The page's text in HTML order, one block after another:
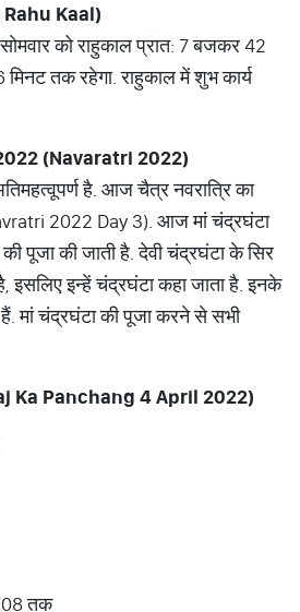
Kaal)
को राहुकाल प्रात: 7 बजकर 42
तक रहेगा. राहुकाल में शुभ कार्य
(Navaratri 2022)
है. आज चैत्र नवरात्रि का
2022 Day 3). आज मां चंद्रघंटा
पूजा की जाती है. देवी चंद्रघंटा के सिर
इन्हें चंद्रघंटा कहा जाता है. इनके
मां चंद्रघंटा की पूजा करने से सभी
Ka Panchang 4 April 2022)
तक